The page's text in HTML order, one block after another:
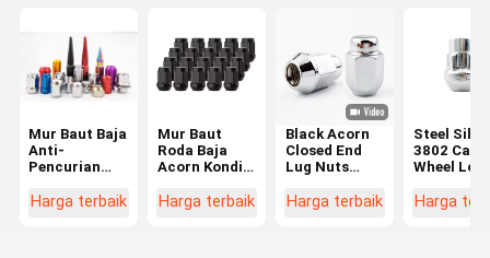
Mur Baut Baja
Anti-
Pencurian
Warna-warni
Harga terbaik
Mur Baut
Roda Baja
Acorn Kondisi
Suku Cadang
Harga terbaik
Black Acorn
Closed End
Lug Nuts
Thread 3/4"
Harga terbaik
Steel
3802 Car
Wheel
pencurian
Harga